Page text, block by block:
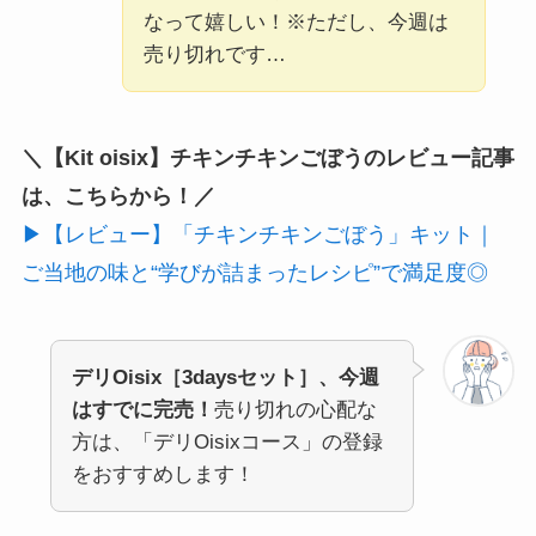
なって嬉しい！※ただし、今週は
売り切れです…
＼【Kit oisix】チキンチキンごぼうのレビュー記事
は、こちらから！／
▶【レビュー】「チキンチキンごぼう」キット｜
ご当地の味と“学びが詰まったレシピ”で満足度◎
デリOisix［3daysセット］、今週
はすでに完売！ 売り切れの心配な
方は、「デリOisixコース」の登録
をおすすめします！